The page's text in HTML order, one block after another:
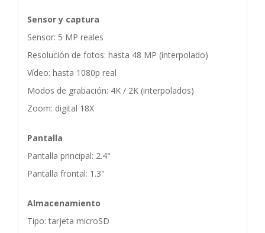
Sensor y captura
Sensor: 5 MP reales
Resolución de fotos: hasta 48 MP (interpolado)
Vídeo: hasta 1080p real
Modos de grabación: 4K / 2K (interpolados)
Zoom: digital 18X
Pantalla
Pantalla principal: 2.4"
Pantalla frontal: 1.3"
Almacenamiento
Tipo: tarjeta microSD